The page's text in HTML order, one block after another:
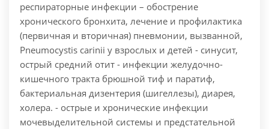
респираторные инфекции – обострение
хронического бронхита, лечение и профилактика
(первичная и вторичная) пневмонии, вызванной,
Pneumocystis carinii у взрослых и детей - синусит,
острый средний отит - инфекции желудочно-
кишечного тракта брюшной тиф и паратиф,
бактериальная дизентерия (шигеллезы), диарея,
холера. - острые и хронические инфекции
мочевыделительной системы и предстательной